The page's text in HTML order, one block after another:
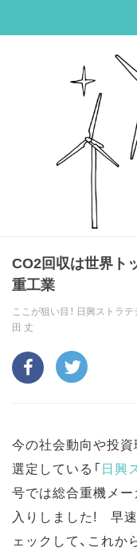
CO2回収は世界
重工業
ここが狙い目！ 日興ストラ
田 丈
今の社会動向や投
選定している「日興
号では総合重機メー
入りしました! 早速
ェックして、これ